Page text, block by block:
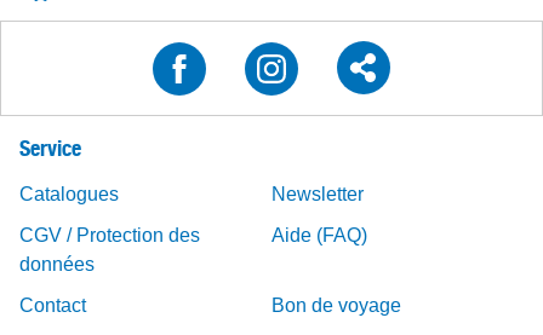
Service
Catalogues
Newsletter
CGV / Protection des
données
Aide (FAQ)
Contact
Bon de voyage